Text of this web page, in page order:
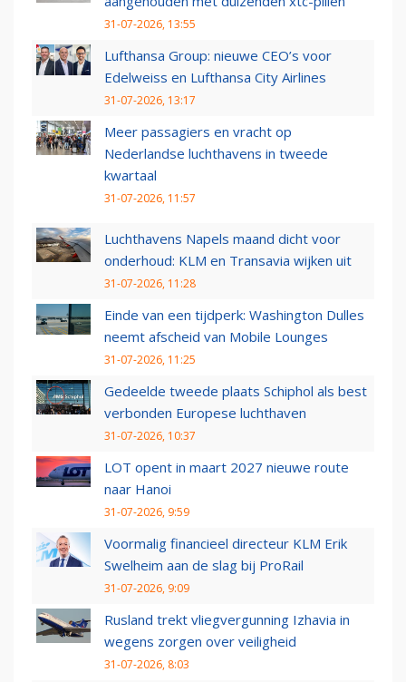
31-07-2026, 13:55
Lufthansa Group: nieuwe CEO’s voor
Edelweiss en Lufthansa City Airlines
31-07-2026, 13:17
Meer passagiers en vracht op
Nederlandse luchthavens in tweede
kwartaal
31-07-2026, 11:57
Luchthavens Napels maand dicht voor
onderhoud: KLM en Transavia wijken uit
31-07-2026, 11:28
Einde van een tijdperk: Washington Dulles
neemt afscheid van Mobile Lounges
31-07-2026, 11:25
Gedeelde tweede plaats Schiphol als best
verbonden Europese luchthaven
31-07-2026, 10:37
LOT opent in maart 2027 nieuwe route
naar Hanoi
31-07-2026, 9:59
Voormalig financieel directeur KLM Erik
Swelheim aan de slag bij ProRail
31-07-2026, 9:09
Rusland trekt vliegvergunning Izhavia in
wegens zorgen over veiligheid
31-07-2026, 8:03